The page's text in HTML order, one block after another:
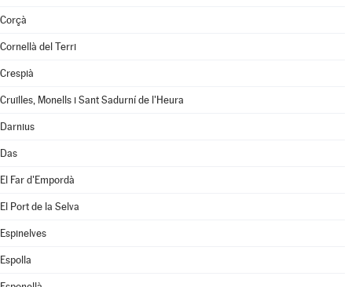
Corçà
Cornellà del Terri
Crespià
Cruïlles, Monells i Sant Sadurní de l'Heura
Darnius
Das
El Far d'Empordà
El Port de la Selva
Espinelves
Espolla